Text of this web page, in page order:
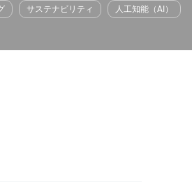
サステナビリティ 人工知能（AI）